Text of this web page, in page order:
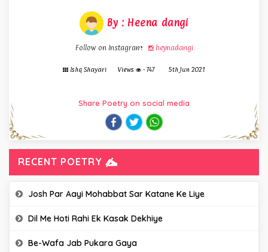
By : Heena dangi
Follow on Instagram heynadangi
Ishq Shayari Views - 747 5th Jun 2021
Share Poetry on social media
RECENT POETRY
Josh Par Aayi Mohabbat Sar Katane Ke Liye
Dil Me Hoti Rahi Ek Kasak Dekhiye
Be-Wafa Jab Pukara Gaya